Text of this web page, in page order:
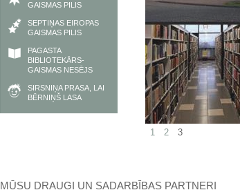
GAISMAS PILIS
SEPTIŅAS EIROPAS
GAISMAS PILIS
PAGASTA
BIBLIOTEKĀRS-
GAISMAS NESĒJS
SIRSNIŅA PRASA, LAI
BĒRNIŅŠ LASA
1 2 3
MŪSU DRAUGI UN SADARBĪBAS PARTNERI